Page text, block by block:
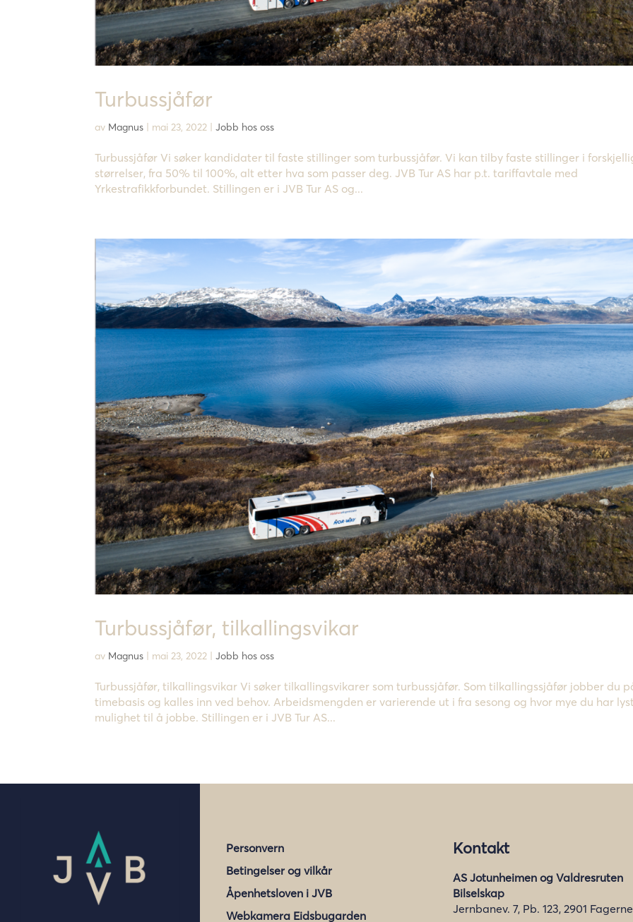
Turbussjåfør
av Magnus | mai 23, 2022 |Jobb hos oss
Turbussjåfør Vi søker kandidater til faste stillinger som turbussjåfør. Vi kan tilby faste stillinger i
størrelser, fra 50% til 100%, alt etter hva som passer deg. JVB Tur AS har p.t. tariffavtale med
Yrkestrafikkforbundet. Stillingen er i JVB Tur AS og...
Turbussjåfør, tilkallingsvikar
av Magnus | mai 23, 2022 |Jobb hos oss
Turbussjåfør, tilkallingsvikar Vi søker tilkallingsvikarer som turbussjåfør. Som tilkallingssjåfør jobber du
timebasis og kalles inn ved behov. Arbeidsmengden er varierende ut i fra sesong og hvor mye du har
mulighet til å jobbe. Stillingen er i JVB Tur AS...
Personvern
Betingelser og vilkår
Åpenhetsloven i JVB
Webkamera Eidsbugarden
Kontakt
AS Jotunheimen og Valdresruten
Bilselskap
Jernbanev. 7, Pb. 123, 2901